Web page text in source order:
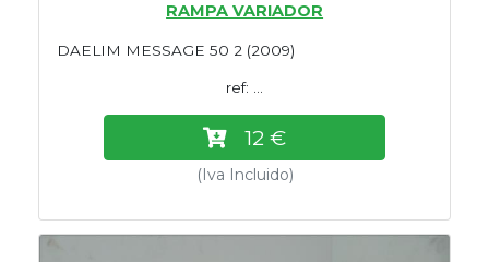
RAMPA VARIADOR
DAELIM MESSAGE 50 2 (2009)
ref: ...
12 €
(Iva Incluido)